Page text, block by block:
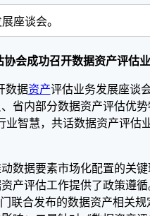
座谈会。
会成功召开数据资产评估
数据资产评估业务发展座谈
省内部分数据资产评估优
智慧，共话数据资产评估
数据要素市场化配置的关
产评估工作提供了政策遵
联合发布的数据资产相关规